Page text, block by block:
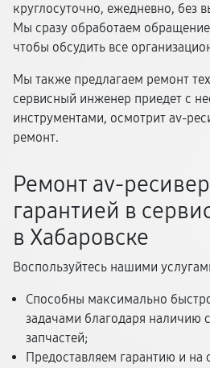
круглосуточно, ежедневно, без
Мы сразу обработаем
чтобы обсудить все
Мы также предлагаем ремонт
сервисный инженер приедет с
инструментами, осмотрит av-
ремонт.
Ремонт av-
гарантией в
в Хабаровске
Воспользуйтесь нашими
Способны максимально
задачами благодаря наличию
запчастей;
Предоставляем гарантию и на